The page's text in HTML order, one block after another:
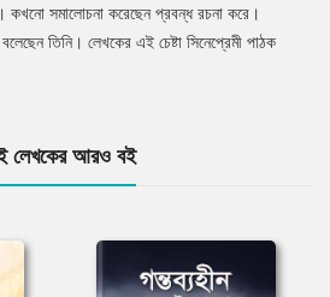
কখনো সমালোচনা করেছেন প্রবন্ধ রচনা করে।
তিনি। লেখকের এই চেষ্টা সিনেপ্রেমী পাঠক
লেখকের আরও বই